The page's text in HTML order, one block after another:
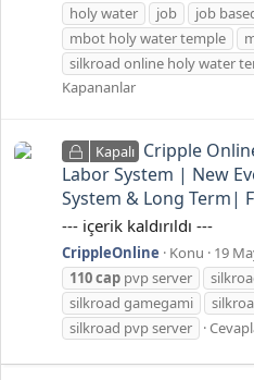
holy water
job job
mbot holy water temple
silkroad online holy water
Kapananlar
Kapalı Cripple
Labor System | New
System & Long Term|
--- içerik kaldırıldı ---
CrippleOnline Konu 19
110cap pvp server
silkroad gamegami
silkroad pvp server